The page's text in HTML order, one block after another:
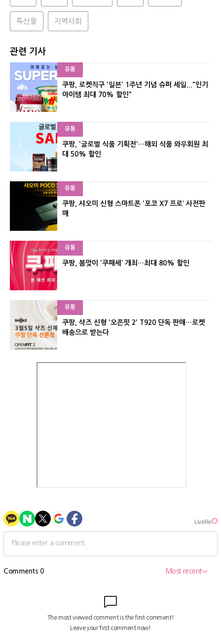
특산물 지역사회
관련 기사
유통
쿠팡, 로켓직구 '일본' 1주년 기념 슈퍼 세일..."인기
아이템 최대 70% 할인"
유통
쿠팡, '글로벌 식품 기획전'…해외 식품 와우회원 최
대 50% 할인
유통
쿠팡, 샤오미 신형 스마트폰 '포코 X7 프로’ 사전판
매
유통
쿠팡, 봄맞이 '쿠패세’ 개최…최대 80% 할인
유통
쿠팡, 샥즈 신형 '오픈핏 2' T920 단독 판매…로켓
배송으로 받는다